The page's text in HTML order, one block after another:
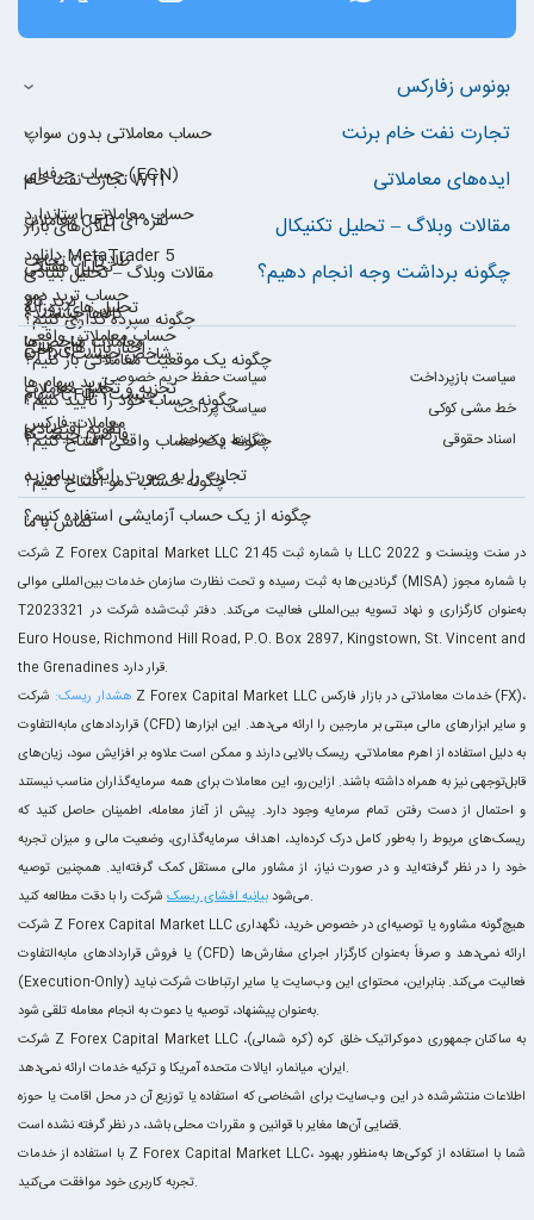
سیاست حفظ حریم خصوصی
سیاست بازپرداخت
سیاست پرداخت
خط مشی کوکی
شرایط و ضوابط
اسناد حقوقی
بونوس زفارکس
حساب معاملاتی بدون سواپ
حساب حرفه‌ای (ECN)
حساب معاملاتی استاندارد
دانلود MetaTrader 5
حساب ترید دمو
حساب معاملاتی واقعی
تجارت نفت خام برنت
تجارت نفت خام WTI
معاملات CFD نقره ای
تجارت CFD طلا
ترید کالا
معاملات شاخص‌ها
ترید سهام ها
معاملات فارکس
ایده‌های معاملاتی
اعلان‌های بازار
تحلیل هفتگی
تحلیل های روزانه
اخبار بازارهای مالی
تجزیه و تحلیل معاملات
تقویم اقتصادی
مقالات وبلاگ – تحلیل تکنیکال
مقالات وبلاگ – تحلیل بنیادی
کالاها چیستند؟
CFD شاخص چیست؟
سهام CFD چیست؟
فارکس چیست؟
تجارت را به صورت رایگان بیاموزید
چگونه از یک حساب آزمایشی استفاده کنیم؟
چگونه برداشت وجه انجام دهیم؟
چگونه سپرده گذاری کنیم؟
چگونه یک موقعیت معاملاتی باز کنیم؟
چگونه حساب خود را تأیید کنیم؟
چگونه یک حساب واقعی افتتاح کنیم؟
چگونه حساب دمو افتتاح کنیم؟
تماس با ما
شرکت Z Forex Capital Market LLC با شماره ثبت 2145 LLC 2022 در سنت وینسنت و
گرنادین‌ها به ثبت رسیده و تحت نظارت سازمان خدمات بین‌المللی موالی (MISA) با شماره مجوز
T2023321 به‌عنوان کارگزاری و نهاد تسویه بین‌المللی فعالیت می‌کند. دفتر ثبت‌شده شرکت در
Euro House, Richmond Hill Road, P.O. Box 2897, Kingstown, St. Vincent and
the Grenadines قرار دارد.
هشدار ریسک: شرکت Z Forex Capital Market LLC خدمات معاملاتی در بازار فارکس (FX)،
قراردادهای مابه‌التفاوت (CFD) و سایر ابزارهای مالی مبتنی بر مارجین را ارائه می‌دهد. این ابزارها
به دلیل استفاده از اهرم معاملاتی، ریسک بالایی دارند و ممکن است علاوه بر افزایش سود، زیان‌های
قابل‌توجهی نیز به همراه داشته باشند. ازاین‌رو، این معاملات برای همه سرمایه‌گذاران مناسب نیستند
و احتمال از دست رفتن تمام سرمایه وجود دارد. پیش از آغاز معامله، اطمینان حاصل کنید که
ریسک‌های مربوط را به‌طور کامل درک کرده‌اید، اهداف سرمایه‌گذاری، وضعیت مالی و میزان تجربه
خود را در نظر گرفته‌اید و در صورت نیاز، از مشاور مالی مستقل کمک گرفته‌اید. همچنین توصیه
می‌شودبیانیه افشای ریسک
شرکت را با دقت مطالعه کنید.
شرکت Z Forex Capital Market LLC هیچ‌گونه مشاوره یا توصیه‌ای در خصوص خرید، نگهداری
یا فروش قراردادهای مابه‌التفاوت (CFD) ارائه نمی‌دهد و صرفاً به‌عنوان کارگزار اجرای سفارش‌ها
(Execution-Only) فعالیت می‌کند. بنابراین، محتوای این وب‌سایت یا سایر ارتباطات شرکت نباید
به‌عنوان پیشنهاد، توصیه یا دعوت به انجام معامله تلقی شود.
شرکت Z Forex Capital Market LLC به ساکنان جمهوری دموکراتیک خلق کره (کره شمالی)،
ایران، میانمار، ایالات متحده آمریکا و ترکیه خدمات ارائه نمی‌دهد.
اطلاعات منتشرشده در این وب‌سایت برای اشخاصی که استفاده یا توزیع آن در محل اقامت یا حوزه
قضایی آن‌ها مغایر با قوانین و مقررات محلی باشد، در نظر گرفته نشده است.
با استفاده از خدمات Z Forex Capital Market LLC، شما با استفاده از کوکی‌ها به‌منظور بهبود
تجربه کاربری خود موافقت می‌کنید.